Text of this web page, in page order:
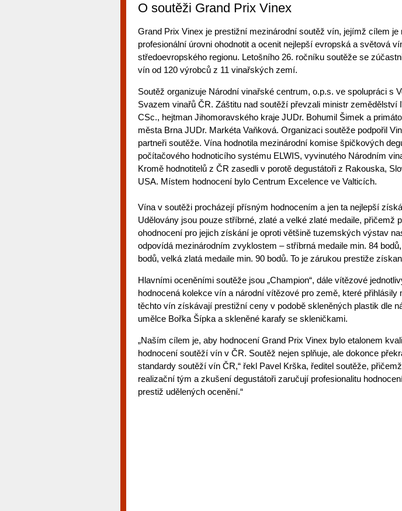
O soutěži Grand Prix Vinex
Grand Prix Vinex je prestižní mezinárodní soutěž vín, jejímž cílem je
profesionální úrovni ohodnotit a ocenit nejlepší evropská a světová
středoevropského regionu. Letošního 26. ročníku soutěže se
vín od 120 výrobců z 11 vinařských zemí.
Soutěž organizuje Národní vinařské centrum, o.p.s. ve spolupráci s
Svazem vinařů ČR. Záštitu nad soutěží převzali ministr zemědělství
CSc., hejtman Jihomoravského kraje JUDr. Bohumil Šimek a
města Brna JUDr. Markéta Vaňková. Organizaci soutěže podpořil
partneři soutěže. Vína hodnotila mezinárodní komise špičkových
počítačového hodnoticího systému ELWIS, vyvinutého Národním
Kromě hodnotitelů z ČR zasedli v porotě degustátoři z Rakouska,
USA. Místem hodnocení bylo Centrum Excelence ve Valticích.
Vína v soutěži procházejí přísným hodnocením a jen ta nejlepší
Udělovány jsou pouze stříbrné, zlaté a velké zlaté medaile, přičemž
ohodnocení pro jejich získání je oproti většině tuzemských výstav
odpovídá mezinárodním zvyklostem – stříbrná medaile min. 84
bodů, velká zlatá medaile min. 90 bodů. To je zárukou prestiže
Hlavními oceněními soutěže jsou „Champion“, dále vítězové
hodnocená kolekce vín a národní vítězové pro země, které přihlásily
těchto vín získávají prestižní ceny v podobě skleněných plastik dle
umělce Bořka Šípka a skleněné karafy se skleničkami.
„Naším cílem je, aby hodnocení Grand Prix Vinex bylo etalonem
hodnocení soutěží vín v ČR. Soutěž nejen splňuje, ale dokonce
standardy soutěží vín ČR,“ řekl Pavel Krška, ředitel soutěže,
realizační tým a zkušení degustátoři zaručují profesionalitu
prestiž udělených ocenění.“